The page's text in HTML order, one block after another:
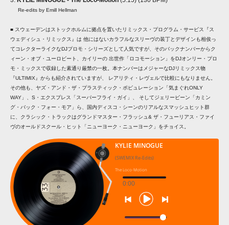
Re-edits by Emill Hellman
■ スウェーデンはストックホルムに拠点を置いたリミックス・プログラム・サービス『ス
ウェディシュ・リミックス』は 他にはないカラフルなスリーヴの装丁とデザインも相俟っ
てコレクターライクなDJプロモ・シリーズとして人気ですが、そのバックナンバーからク
ィーン・オブ・ユーロビート、カイリーの 出世作「ロコモーション」をDJオンリー・プロ
モ・ミックスで収録した素通り厳禁の一枚。本ナンバーはメジャーなDJリミックス物
『ULTIMIX』からも紹介されていますが、 レアリティ・レヴェルで比較にもなりません。
その他も、ヤズ・アンド・ザ・プラスティック・ポピュレーション「気まぐれONLY
WAY」、S・エクスプレス「スーパーフライ・ガイ」、 そしてジェリービーン「カミン
グ・バック・フォー・モア」ら、国内ディスコ・シーンのリアルなスマッシュヒット群
に、クラシック・トラックはグランドマスター・フラッシュ& ザ・フューリアス・ファイ
ヴのオールドスクール・ヒット「ニューヨーク・ニューヨーク」をチョイス。
KYLIE MINOGUE
(SWEMIX Re-Edits)
The Loco-Motion
0:00